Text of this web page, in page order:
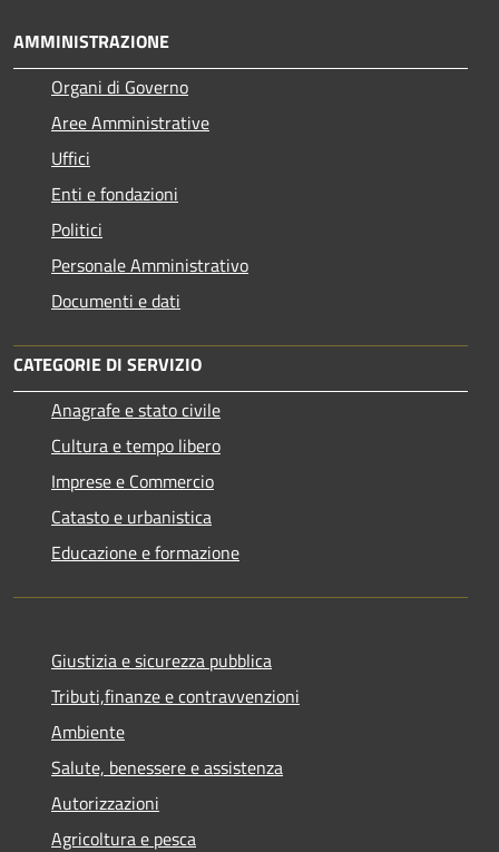
AMMINISTRAZIONE
Organi di Governo
Aree Amministrative
Uffici
Enti e fondazioni
Politici
Personale Amministrativo
Documenti e dati
CATEGORIE DI SERVIZIO
Anagrafe e stato civile
Cultura e tempo libero
Imprese e Commercio
Catasto e urbanistica
Educazione e formazione
Giustizia e sicurezza pubblica
Tributi,finanze e contravvenzioni
Ambiente
Salute, benessere e assistenza
Autorizzazioni
Agricoltura e pesca